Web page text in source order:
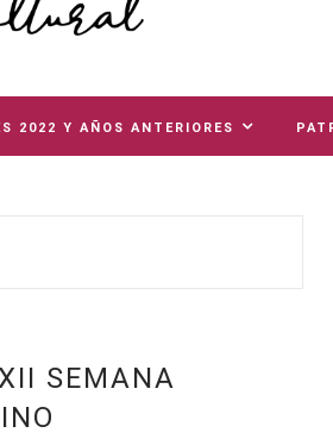
2022 Y AÑOS ANTERIORES
SEMANA